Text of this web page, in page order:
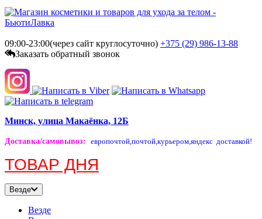
09:00-23:00(через сайт круглосуточно) +375 (29) 986-13-88
Заказать обратный звонок
Минск, улица Макаёнка, 12Б
Доставка/самовывоз: европочтой,почтой,курьером,яндекс доставкой!
ТОВАР ДНЯ
Везде
Везде